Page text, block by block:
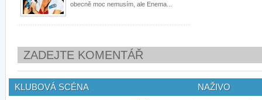
obecně moc nemusím, ale Enema...
ZADEJTE KOMENTÁŘ
KLUBOVÁ SCÉNA NAŽIVO